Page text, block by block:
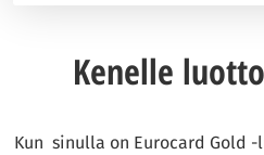
Kenelle
Kun sinulla on Eurocard Gold